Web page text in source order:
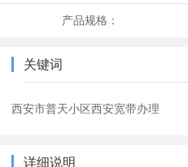
产品规格：
关键词
西安市普天小区西安宽带办理
详细说明